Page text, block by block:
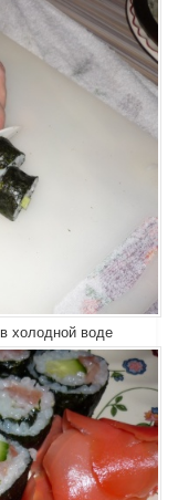
холодной воде